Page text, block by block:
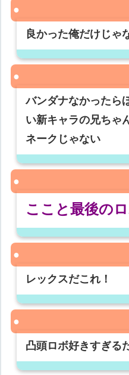
良かった俺だけじゃ
バンダナなかったら
い新キャラの兄ちゃ
ネークじゃない
ここと最後の
レックスだこれ！
凸頭ロボ好きすぎる